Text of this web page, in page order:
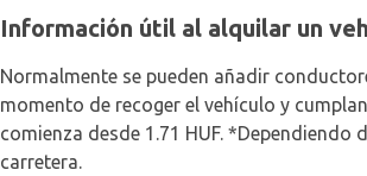
Información útil al alquilar un
Normalmente se pueden añadir
momento de recoger el vehículo y
comienza desde 1.71 HUF.
carretera.